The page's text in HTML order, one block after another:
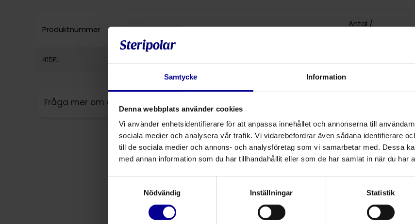
Samtycke Information
Denna webbplats använder cookies
Vi använder enhetsidentifierare för att anpassa innehållet och annonserna till
sociala medier och analysera vår trafik. Vi vidarebefordrar även sådana identifierare
till de sociala medier och annons- och analysföretag som vi samarbetar med. Dessa
med annan information som du har tillhandahållit eller som de har samlat in när du har
Nödvändig
Inställningar Statistik
Produktnummer Produktbeskrivning
Antal /
415FL Adtemp 415 Flex Digital termometer
Fråga mer om denna produkt
Relaterade produkter